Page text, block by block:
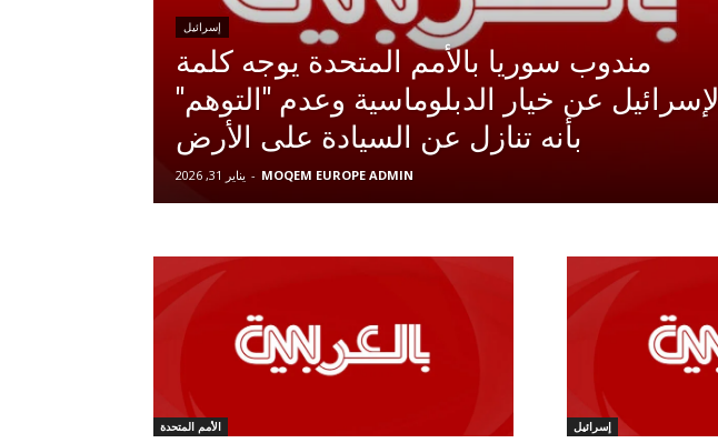
إسرائيل
مندوب سوريا بالأمم المتحدة يوجه كلمة
لإسرائيل عن خيار الدبلوماسية وعدم "التوهم"
بأنه تنازل عن السيادة على الأرض
MOQEM EUROPE ADMIN
- يناير 31, 2026
إسرائيل الأمم المتحدة